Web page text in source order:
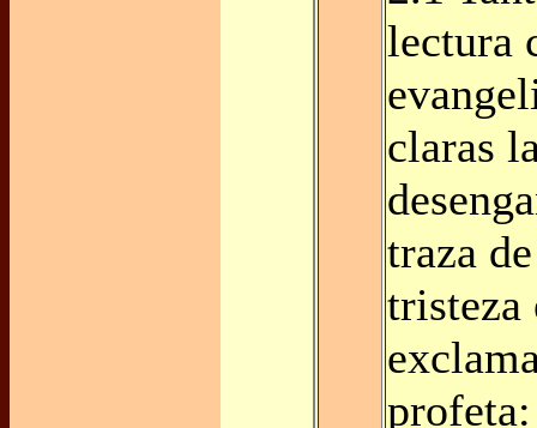
lectura
claras
traza
tristeza